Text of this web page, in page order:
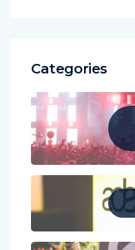
Categories